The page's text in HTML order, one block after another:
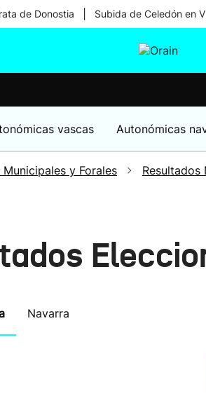
de Donostia Subida de Celedón en
vascas Autonómicas
Municipales y Forales Resultados
Navarra